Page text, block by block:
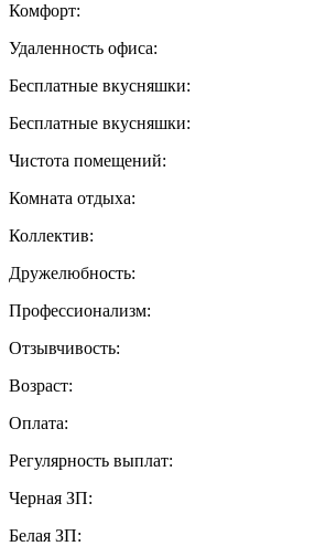
Комфорт:
Удаленность офиса:
Бесплатные вкусняшки:
Бесплатные вкусняшки:
Чистота помещений:
Комната отдыха:
Коллектив:
Дружелюбность:
Профессионализм:
Отзывчивость:
Возраст:
Оплата:
Регулярность выплат:
Черная ЗП:
Белая ЗП: